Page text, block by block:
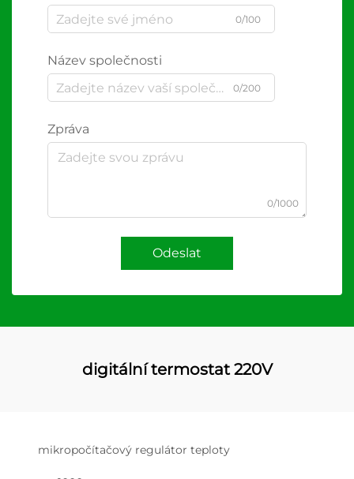
0/100
Název společnosti
0/200
Zpráva
0/1000
Odeslat
digitální termostat 220V
mikropočítačový regulátor teploty